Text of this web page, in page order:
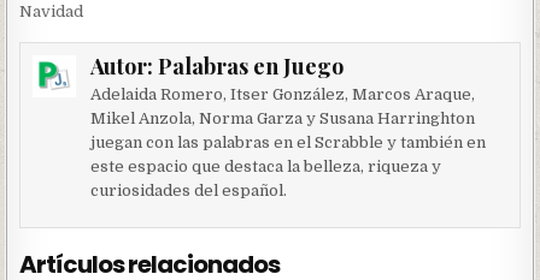
Navidad
Autor: Palabras en Juego
Adelaida Romero, Itser González, Marcos Araque,
Mikel Anzola, Norma Garza y Susana Harringhton
juegan con las palabras en el Scrabble y también en
este espacio que destaca la belleza, riqueza y
curiosidades del español.
Artículos relacionados